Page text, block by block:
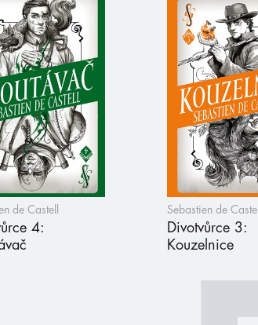
de Castell
4:
Sebastien de Castell
Divotvůrce 3:
Kouzelnice